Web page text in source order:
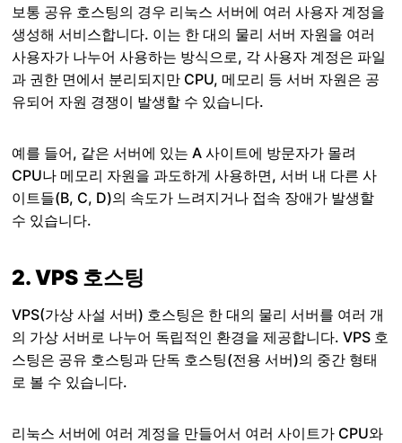
보통 공유 호스팅의 경우 리눅스 서버에 여러 사용자 계정을
생성해 서비스합니다. 이는 한 대의 물리 서버 자원을 여러
사용자가 나누어 사용하는 방식으로, 각 사용자 계정은 파일
과 권한 면에서 분리되지만 CPU, 메모리 등 서버 자원은 공
유되어 자원 경쟁이 발생할 수 있습니다.
예를 들어, 같은 서버에 있는 A 사이트에 방문자가 몰려
CPU나 메모리 자원을 과도하게 사용하면, 서버 내 다른 사
이트들(B, C, D)의 속도가 느려지거나 접속 장애가 발생할
수 있습니다.
2. VPS 호스팅
VPS(가상 사설 서버) 호스팅은 한 대의 물리 서버를 여러 개
의 가상 서버로 나누어 독립적인 환경을 제공합니다. VPS 호
스팅은 공유 호스팅과 단독 호스팅(전용 서버)의 중간 형태
로 볼 수 있습니다.
리눅스 서버에 여러 계정을 만들어서 여러 사이트가 CPU와